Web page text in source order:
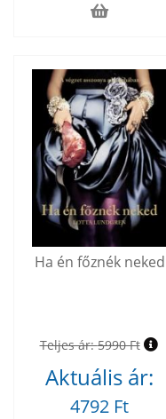
Ha én főznék neked
Teljes ár:5990 Ft
Aktuális ár:
4792 Ft